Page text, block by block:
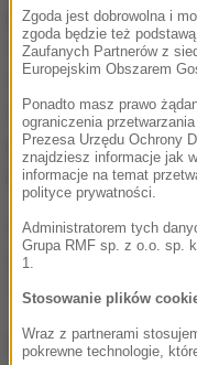
podkreślają
Wyliczają też
formalnych,
tożsamości
prawnych
budżetu.
Wniosek o
właśnie obarcza
"budżet nie został
Mimo wagi
Zgoda jest dobrowolna i
zgoda będzie też
Zaufanych Partnerów z
Europejskim Obszarem
Ponadto masz prawo
ograniczenia
Prezesa Urzędu Ochrony
znajdziesz informacje jak
informacje na temat
polityce prywatności.
Administratorem tych
Grupa RMF sp. z o.o. sp.
1.
Stosowanie plików
Wraz z partnerami
pokrewne technologie,